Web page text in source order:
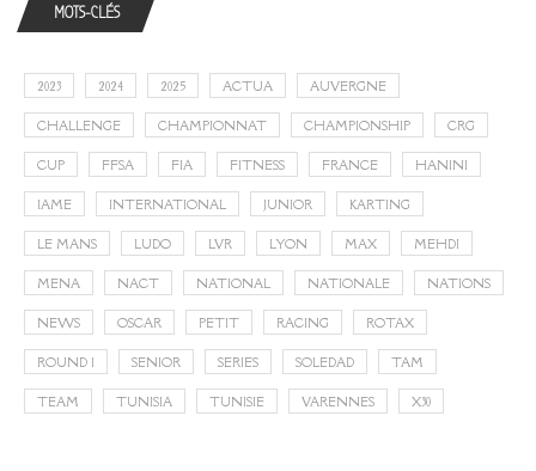
MOTS-CLÉS
2023 2024 2025 ACTUA AUVERGNE
CHALLENGE CHAMPIONNAT CHAMPIONSHIP CRG
CUP FFSA FIA FITNESS FRANCE HANINI
IAME INTERNATIONAL JUNIOR KARTING
LE MANS LUDO LVR LYON MAX MEHDI
MENA NACT NATIONAL NATIONALE NATIONS
NEWS OSCAR PETIT RACING ROTAX
ROUND 1 SENIOR SERIES SOLEDAD TAM
TEAM TUNISIA TUNISIE VARENNES X30